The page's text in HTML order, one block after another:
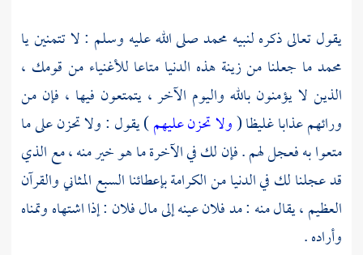
يقول تعالى ذكره لنبيه محمدصلى الله عليه وسلم : لا تتمنين يا
محمدما جعلنا من زينة هذه الدنيا متاعا للأغنياء من قومك ،
الذين لا يؤمنون بالله واليوم الآخر ، يتمتعون فيها ، فإن من
ورائهم عذابا غليظا (ولا تحزن عليهم) يقول : ولا تحزن على ما
متعوا به فعجل لهم . فإن لك في الآخرة ما هو خير منه ، مع الذي
قد عجلنا لك في الدنيا من الكرامة بإعطائنا السبع المثاني والقرآن
العظيم ، يقال منه : مد فلان عينه إلى مال فلان : إذا اشتهاه وتمناه
وأراده .